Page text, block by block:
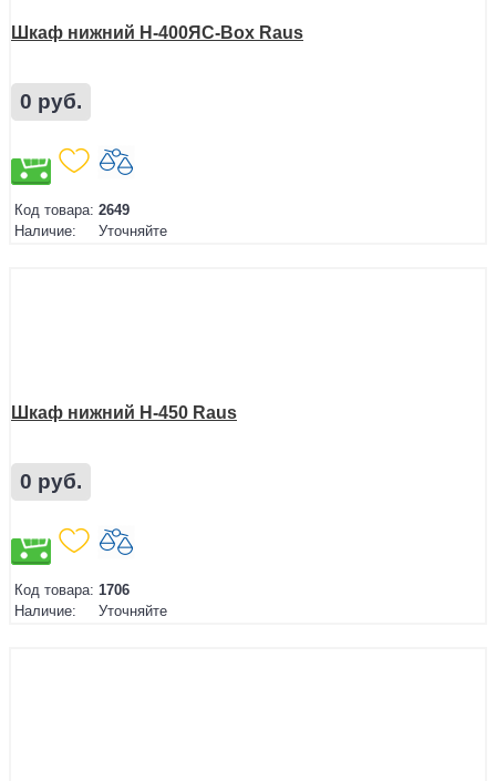
Шкаф нижний Н-400ЯС-Box Raus
0 руб.
Код товара: 2649
Наличие:
Уточняйте
Шкаф нижний Н-450 Raus
0 руб.
Код товара: 1706
Наличие:
Уточняйте